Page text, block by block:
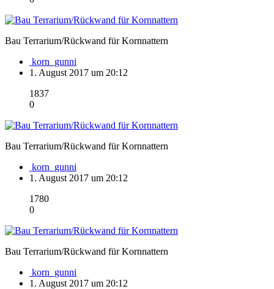
Bau Terrarium/Rückwand für Kornnattern
korn_gunni
1. August 2017 um 20:12
1837
0
Bau Terrarium/Rückwand für Kornnattern
korn_gunni
1. August 2017 um 20:12
1780
0
Bau Terrarium/Rückwand für Kornnattern
korn_gunni
1. August 2017 um 20:12